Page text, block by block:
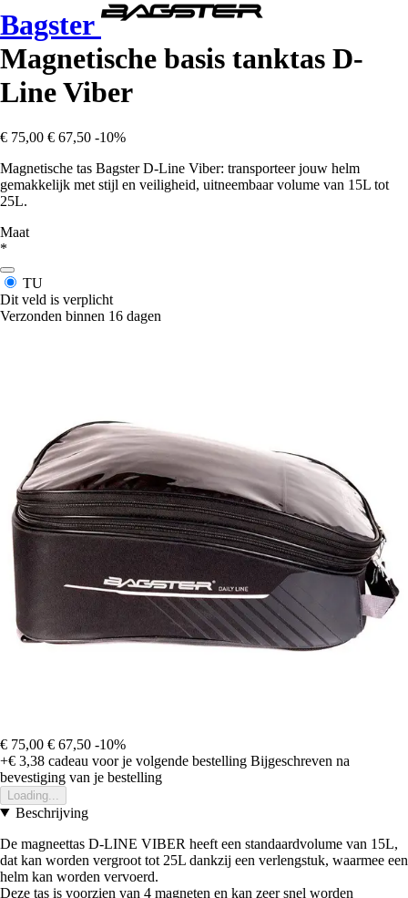
Bagster
Magnetische basis tanktas D-
Line Viber
€ 75,00 € 67,50 -10%
Magnetische tas Bagster D-Line Viber: transporteer jouw helm
gemakkelijk met stijl en veiligheid, uitneembaar volume van 15L tot
25L.
Maat
*
TU
Dit veld is verplicht
Verzonden binnen 16 dagen
€ 75,00 € 67,50 -10%
+€ 3,38 cadeau voor je volgende bestelling Bijgeschreven na
bevestiging van je bestelling
Loading...
Beschrijving
De magneettas D-LINE VIBER heeft een standaardvolume van 15L,
dat kan worden vergroot tot 25L dankzij een verlengstuk, waarmee een
helm kan worden vervoerd.
Deze tas is voorzien van 4 magneten en kan zeer snel worden